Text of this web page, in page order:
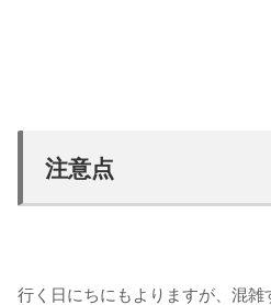
注意点
行く日にちにもよりますが、混雑